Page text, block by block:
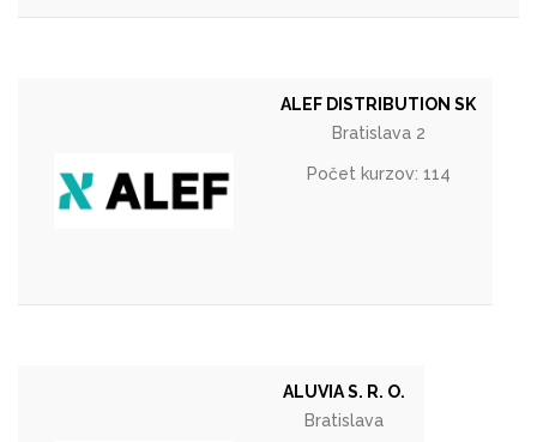
ALEF DISTRIBUTION SK
Bratislava 2
Počet kurzov: 114
ALUVIA S. R. O.
Bratislava